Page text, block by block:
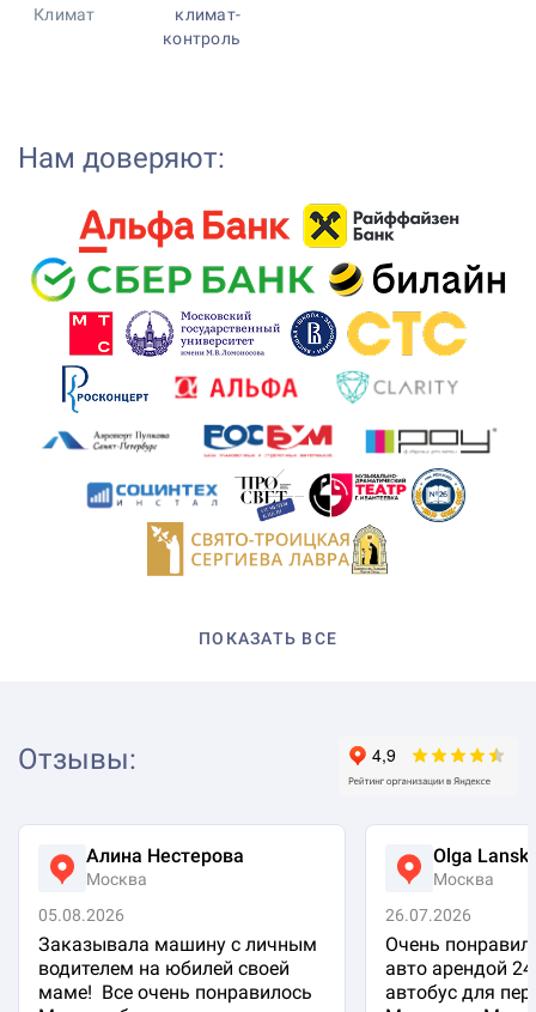
Климат
климат-
контроль
Нам доверяют:
ПОКАЗАТЬ ВСЕ
Отзывы:
Алина Нестерова
Москва
05.08.2026
Заказывала машину с личным
водителем на юбилей своей
маме! Все очень понравилось
Olga
Москва
26.07.2026
Очень
авто арендой
автобус для